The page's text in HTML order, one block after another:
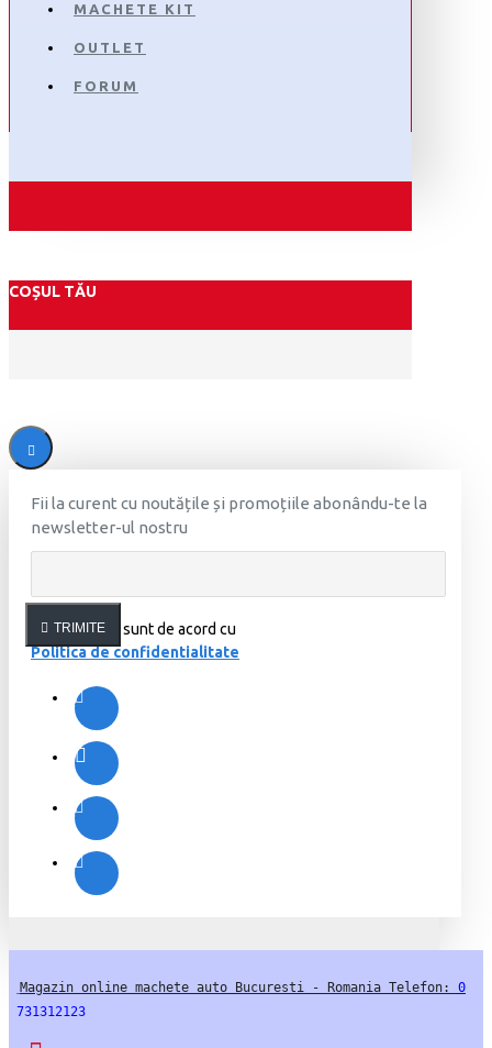
MACHETE KIT
OUTLET
FORUM
COȘUL TĂU
Fii la curent cu noutățile și promoțiile abonându-te la
newsletter-ul nostru
TRIMITE
Am citit şi sunt de acord cu
Politica de confidentialitate
Magazin online machete auto Bucuresti - Romania Telefon: 0
731312123